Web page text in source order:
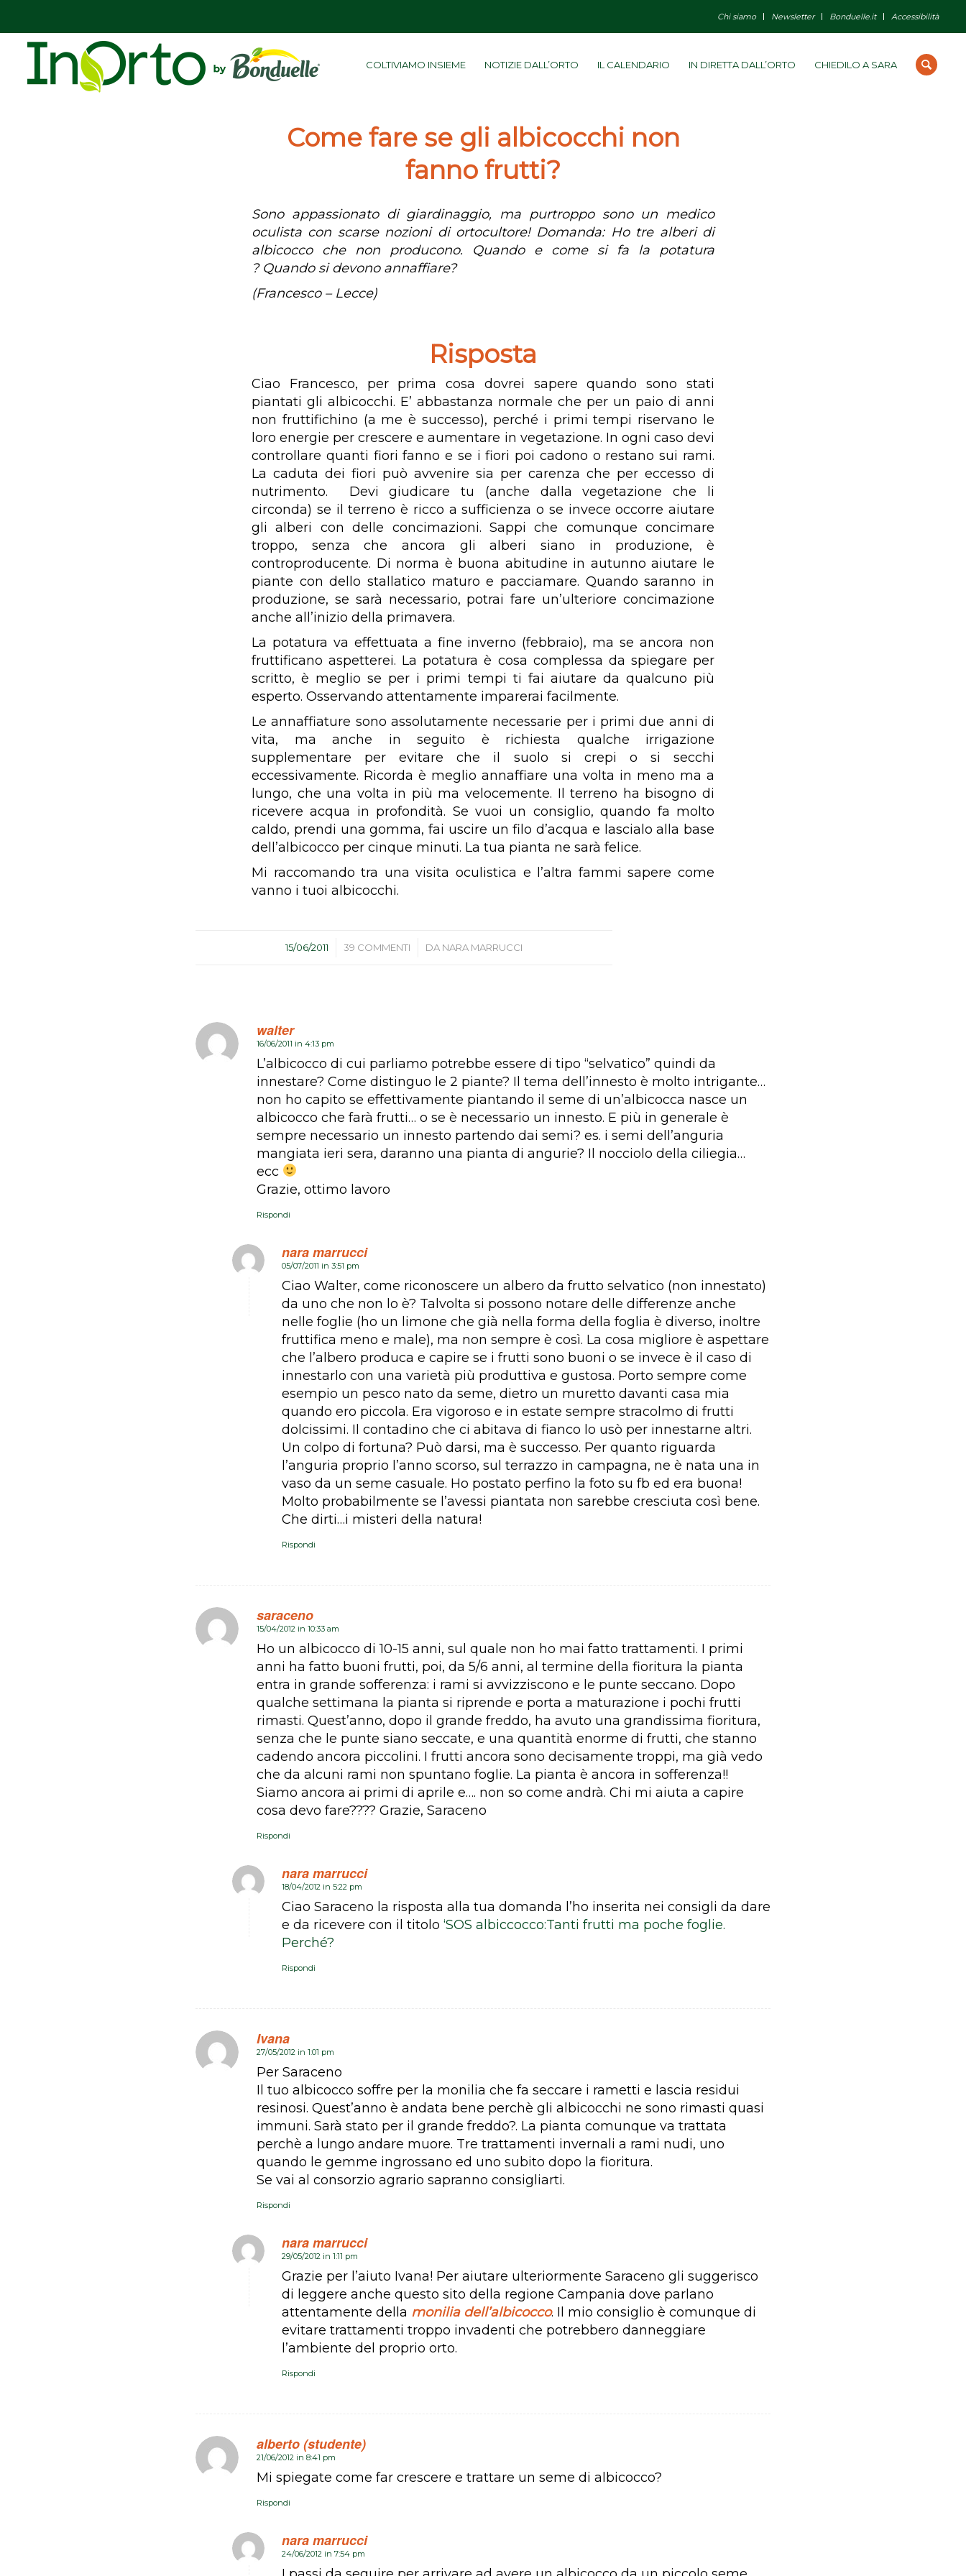
Chi siamo Newsletter Bonduelle.it Accessibilità
COLTIVIAMO INSIEME NOTIZIE DALL’ORTO IL CALENDARIO IN DIRETTA DALL’ORTO CHIEDILO A SARA
Come fare se gli albicocchi non
fanno frutti?
Sono appassionato di giardinaggio, ma purtroppo sono un medico
oculista con scarse nozioni di ortocultore! Domanda: Ho tre alberi di
albicocco che non producono. Quando e come si fa la potatura
? Quando si devono annaffiare?
(Francesco – Lecce)
Risposta
Ciao Francesco, per prima cosa dovrei sapere quando sono stati
piantati gli albicocchi. E’ abbastanza normale che per un paio di anni
non fruttifichino (a me è successo), perché i primi tempi riservano le
loro energie per crescere e aumentare in vegetazione. In ogni caso devi
controllare quanti fiori fanno e se i fiori poi cadono o restano sui rami.
La caduta dei fiori può avvenire sia per carenza che per eccesso di
nutrimento. Devi giudicare tu (anche dalla vegetazione che li
circonda) se il terreno è ricco a sufficienza o se invece occorre aiutare
gli alberi con delle concimazioni. Sappi che comunque concimare
troppo, senza che ancora gli alberi siano in produzione, è
controproducente. Di norma è buona abitudine in autunno aiutare le
piante con dello stallatico maturo e pacciamare. Quando saranno in
produzione, se sarà necessario, potrai fare un’ulteriore concimazione
anche all’inizio della primavera.
La potatura va effettuata a fine inverno (febbraio), ma se ancora non
fruttificano aspetterei. La potatura è cosa complessa da spiegare per
scritto, è meglio se per i primi tempi ti fai aiutare da qualcuno più
esperto. Osservando attentamente imparerai facilmente.
Le annaffiature sono assolutamente necessarie per i primi due anni di
vita, ma anche in seguito è richiesta qualche irrigazione
supplementare per evitare che il suolo si crepi o si secchi
eccessivamente. Ricorda è meglio annaffiare una volta in meno ma a
lungo, che una volta in più ma velocemente. Il terreno ha bisogno di
ricevere acqua in profondità. Se vuoi un consiglio, quando fa molto
caldo, prendi una gomma, fai uscire un filo d’acqua e lascialo alla base
dell’albicocco per cinque minuti. La tua pianta ne sarà felice.
Mi raccomando tra una visita oculistica e l’altra fammi sapere come
vanno i tuoi albicocchi.
15/06/2011
/ 39 COMMENTI
/ DA NARA MARRUCCI
walter
dice:
16/06/2011 in 4:13 pm
L’albicocco di cui parliamo potrebbe essere di tipo “selvatico” quindi da
innestare? Come distinguo le 2 piante? Il tema dell’innesto è molto intrigante…
non ho capito se effettivamente piantando il seme di un’albicocca nasce un
albicocco che farà frutti… o se è necessario un innesto. E più in generale è
sempre necessario un innesto partendo dai semi? es. i semi dell’anguria
mangiata ieri sera, daranno una pianta di angurie? Il nocciolo della ciliegia…
ecc
Grazie, ottimo lavoro
Rispondi
nara marrucci
dice:
05/07/2011 in 3:51 pm
Ciao Walter, come riconoscere un albero da frutto selvatico (non innestato)
da uno che non lo è? Talvolta si possono notare delle differenze anche
nelle foglie (ho un limone che già nella forma della foglia è diverso, inoltre
fruttifica meno e male), ma non sempre è così. La cosa migliore è aspettare
che l’albero produca e capire se i frutti sono buoni o se invece è il caso di
innestarlo con una varietà più produttiva e gustosa. Porto sempre come
esempio un pesco nato da seme, dietro un muretto davanti casa mia
quando ero piccola. Era vigoroso e in estate sempre stracolmo di frutti
dolcissimi. Il contadino che ci abitava di fianco lo usò per innestarne altri.
Un colpo di fortuna? Può darsi, ma è successo. Per quanto riguarda
l’anguria proprio l’anno scorso, sul terrazzo in campagna, ne è nata una in
vaso da un seme casuale. Ho postato perfino la foto su fb ed era buona!
Molto probabilmente se l’avessi piantata non sarebbe cresciuta così bene.
Che dirti…i misteri della natura!
Rispondi
saraceno
dice:
15/04/2012 in 10:33 am
Ho un albicocco di 10-15 anni, sul quale non ho mai fatto trattamenti. I primi
anni ha fatto buoni frutti, poi, da 5/6 anni, al termine della fioritura la pianta
entra in grande sofferenza: i rami si avvizziscono e le punte seccano. Dopo
qualche settimana la pianta si riprende e porta a maturazione i pochi frutti
rimasti. Quest’anno, dopo il grande freddo, ha avuto una grandissima fioritura,
senza che le punte siano seccate, e una quantità enorme di frutti, che stanno
cadendo ancora piccolini. I frutti ancora sono decisamente troppi, ma già vedo
che da alcuni rami non spuntano foglie. La pianta è ancora in sofferenza!!
Siamo ancora ai primi di aprile e…. non so come andrà. Chi mi aiuta a capire
cosa devo fare???? Grazie, Saraceno
Rispondi
nara marrucci
dice:
18/04/2012 in 5:22 pm
Ciao Saraceno la risposta alla tua domanda l’ho inserita nei consigli da dare
e da ricevere con il titolo ‘SOS albiccocco:Tanti frutti ma poche foglie.
Perché?
Rispondi
Ivana
dice:
27/05/2012 in 1:01 pm
Per Saraceno
Il tuo albicocco soffre per la monilia che fa seccare i rametti e lascia residui
resinosi. Quest’anno è andata bene perchè gli albicocchi ne sono rimasti quasi
immuni. Sarà stato per il grande freddo?. La pianta comunque va trattata
perchè a lungo andare muore. Tre trattamenti invernali a rami nudi, uno
quando le gemme ingrossano ed uno subito dopo la fioritura.
Se vai al consorzio agrario sapranno consigliarti.
Rispondi
nara marrucci
dice:
29/05/2012 in 1:11 pm
Grazie per l’aiuto Ivana! Per aiutare ulteriormente Saraceno gli suggerisco
di leggere anche questo sito della regione Campania dove parlano
attentamente della monilia dell’albicocco. Il mio consiglio è comunque di
evitare trattamenti troppo invadenti che potrebbero danneggiare
l’ambiente del proprio orto.
Rispondi
alberto (studente)
dice:
21/06/2012 in 8:41 pm
Mi spiegate come far crescere e trattare un seme di albicocco?
Rispondi
nara marrucci
dice:
24/06/2012 in 7:54 pm